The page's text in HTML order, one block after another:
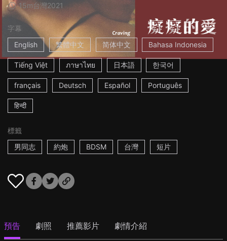
15m台灣2021
字幕
English
繁體中文 简体中文 Bahasa Indonesia
Tiếng Việt ภาษาไทย 日本語 한국어
français Deutsch Español Português
हिन्दी
標籤
男同志
約炮 BDSM 台灣 短片
預告 劇照 推薦影片 劇情介紹